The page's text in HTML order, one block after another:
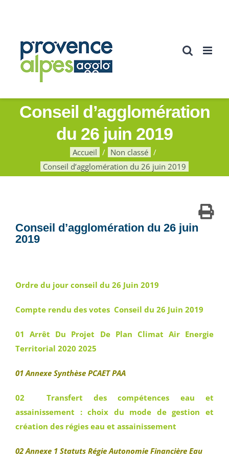
Conseil d’agglomération
du 26 juin 2019
Accueil
Non classé
Conseil d’agglomération du 26 juin 2019
Conseil d’agglomération du 26 juin
2019
Ordre du jour conseil du 26 Juin 2019
Compte rendu des votes Conseil du 26 Juin 2019
01 Arrêt Du Projet De Plan Climat Air Energie
Territorial 2020 2025
01 Annexe Synthèse PCAET PAA
02 Transfert des compétences eau et
assainissement : choix du mode de gestion et
création des régies eau et assainissement
02 Annexe 1 Statuts Régie Autonomie Financière Eau